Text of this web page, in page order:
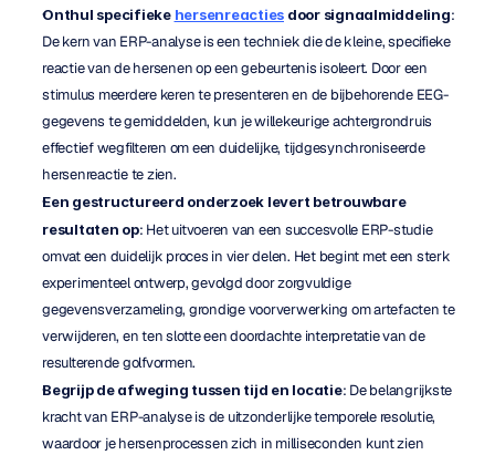
Onthul specifieke hersenreacties door signaalmiddeling:
De kern van ERP-analyse is een techniek die de kleine, specifieke
reactie van de hersenen op een gebeurtenis isoleert. Door een
stimulus meerdere keren te presenteren en de bijbehorende EEG-
gegevens te gemiddelden, kun je willekeurige achtergrondruis
effectief wegfilteren om een duidelijke, tijdgesynchroniseerde
hersenreactie te zien.
Een gestructureerd onderzoek levert betrouwbare
resultaten op: Het uitvoeren van een succesvolle ERP-studie
omvat een duidelijk proces in vier delen. Het begint met een sterk
experimenteel ontwerp, gevolgd door zorgvuldige
gegevensverzameling, grondige voorverwerking om artefacten te
verwijderen, en ten slotte een doordachte interpretatie van de
resulterende golfvormen.
Begrijp de afweging tussen tijd en locatie: De belangrijkste
kracht van ERP-analyse is de uitzonderlijke temporele resolutie,
waardoor je hersenprocessen zich in milliseconden kunt zien